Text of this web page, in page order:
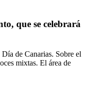
que se celebrará
de Canarias. Sobre el
mixtas. El área de